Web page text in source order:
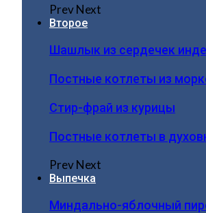
PrevNext
Второе
Шашлык из сердечек
Постные котлеты из
Стир-фрай из курицы
Постные котлеты в
PrevNext
Выпечка
Миндально-яблочный